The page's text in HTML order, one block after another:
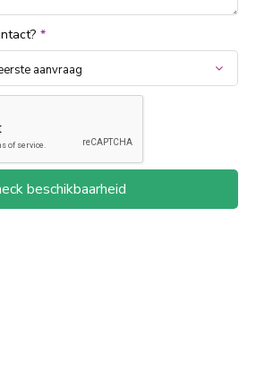
*
beschikbaarheid